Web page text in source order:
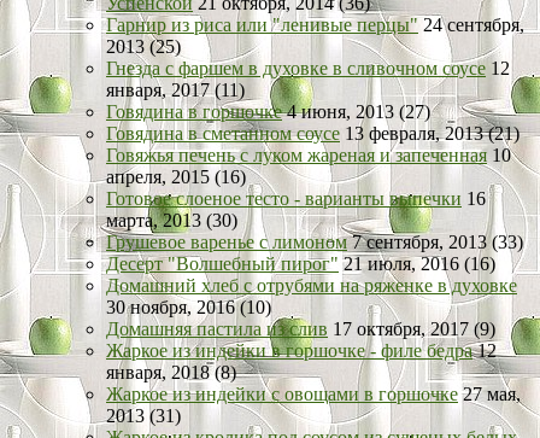
Гарнир из риса или "ленивые перцы" 24 сентября,
2013 (25)
Гнезда с фаршем в духовке в сливочном соусе 12
января, 2017 (11)
Говядина в горшочке4 июня, 2013 (27)
Говядина в сметанном соусе 13 февраля, 2013 (21)
Говяжья печень с луком жареная и запеченная 10
апреля, 2015 (16)
Готовое слоеное тесто - варианты выпечки 16
марта, 2013 (30)
Грушевое варенье с лимоном7 сентября, 2013 (33)
Десерт "Волшебный пирог" 21 июля, 2016 (16)
Домашний хлеб с отрубями на ряженке в духовке
30 ноября, 2016 (10)
Домашняя пастила из слив 17 октября, 2017 (9)
Жаркое из индейки в горшочке - филе бедра12
января, 2018 (8)
Жаркое из индейки с овощами в горшочке27 мая,
2013 (31)